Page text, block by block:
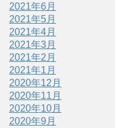
2021年6月
2021年5月
2021年4月
2021年3月
2021年2月
2021年1月
2020年12月
2020年11月
2020年10月
2020年9月